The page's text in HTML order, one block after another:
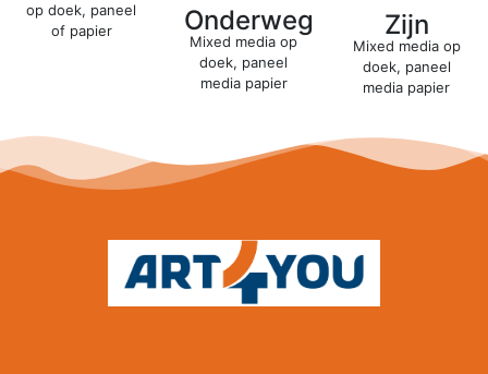
op doek, paneel
of papier
Onderweg
Mixed media op
doek, paneel
media papier
Zijn
Mixed media op
doek, paneel
media papier